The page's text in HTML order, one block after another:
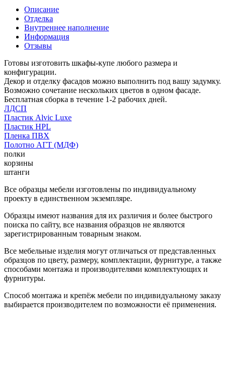
Описание
Отделка
Внутреннее наполнение
Информация
Отзывы
Готовы изготовить шкафы-купе любого размера и
конфигурации.
Декор и отделку фасадов можно выполнить под вашу задумку.
Возможно сочетание нескольких цветов в одном фасаде.
Бесплатная сборка в течение 1-2 рабочих дней.
ЛДСП
Пластик Alvic Luxe
Пластик HPL
Пленка ПВХ
Полотно АГТ (МДФ)
полки
корзины
штанги
Все образцы мебели изготовлены по индивидуальному
проекту в единственном экземпляре.
Образцы имеют названия для их различия и более быстрого
поиска по сайту, все названия образцов не являются
зарегистрированным товарным знаком.
Все мебельные изделия могут отличаться от представленных
образцов по цвету, размеру, комплектации, фурнитуре, а также
способами монтажа и производителями комплектующих и
фурнитуры.
Способ монтажа и крепёж мебели по индивидуальному заказу
выбирается производителем по возможности её применения.